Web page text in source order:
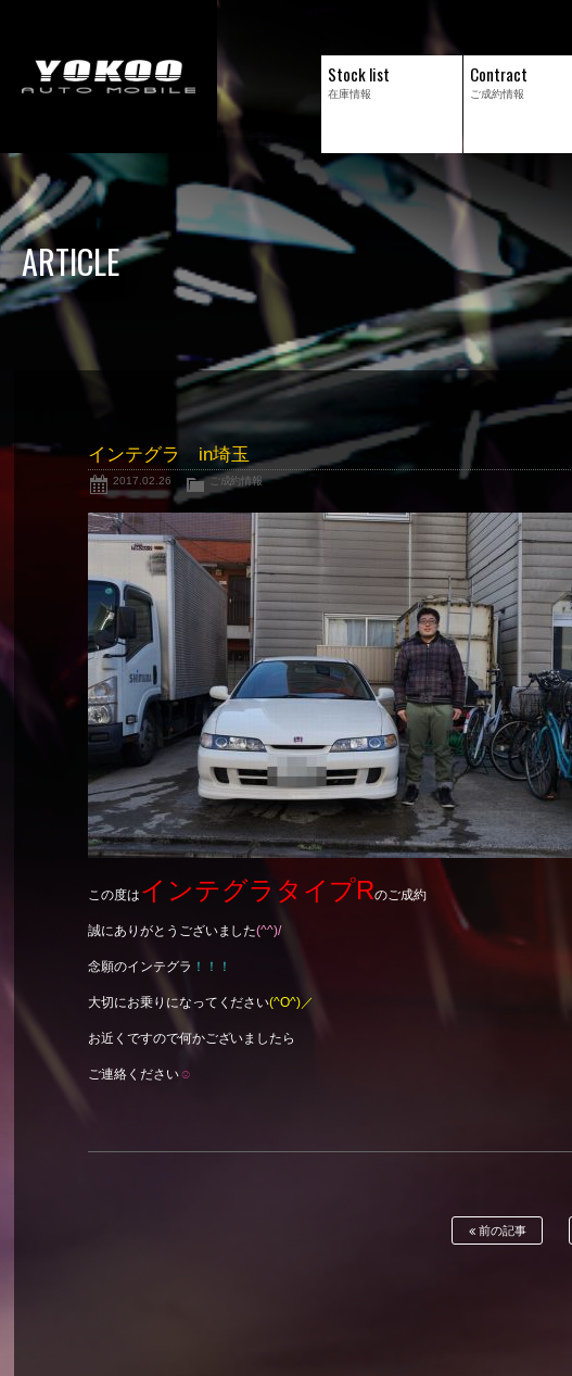
Stock list
在庫情報
Contract
ご成約情報
ARTICLE
インテグラ in埼玉
2017.02.26 ご成約情報
この度は インテグラタイプRのご成約
誠にありがとうございました(^^)/
念願のインテグラ ！！！
大切にお乗りになってください(^O^)／
お近くですので何かございましたら
ご連絡ください☺
前の記事